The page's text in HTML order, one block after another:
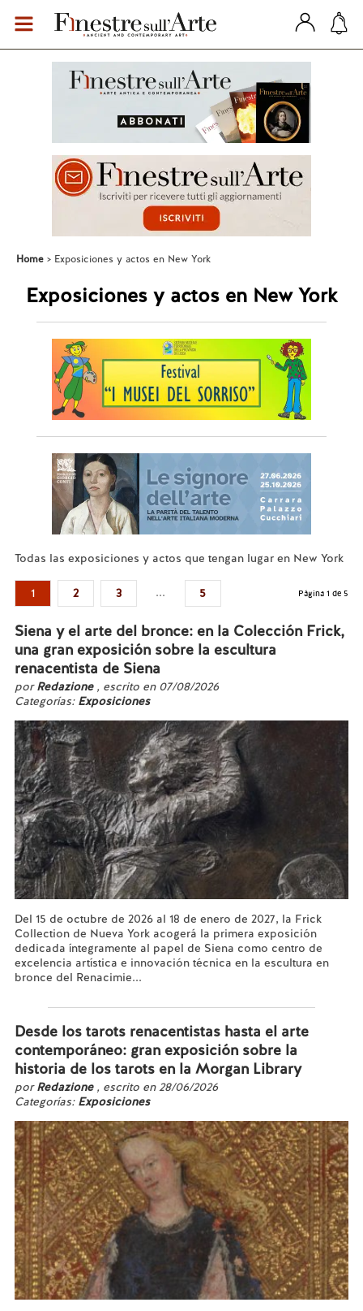
Home Exposiciones y actos en New York
Exposiciones y actos en New York
Todas las exposiciones y actos que tengan lugar en New York
1 2 3 ... 5 Página 1 de 5
Siena y el arte del bronce: en la Colección Frick,
una gran exposición sobre la escultura
renacentista de Siena
porRedazione , escrito en 07/08/2026
Categorías: Exposiciones
Del 15 de octubre de 2026 al 18 de enero de 2027, la Frick
Collection de Nueva York acogerá la primera exposición
dedicada íntegramente al papel de Siena como centro de
excelencia artística e innovación técnica en la escultura en
bronce del Renacimie...
Desde los tarots renacentistas hasta el arte
contemporáneo: gran exposición sobre la
historia de los tarots en la Morgan Library
porRedazione , escrito en 28/06/2026
Categorías: Exposiciones